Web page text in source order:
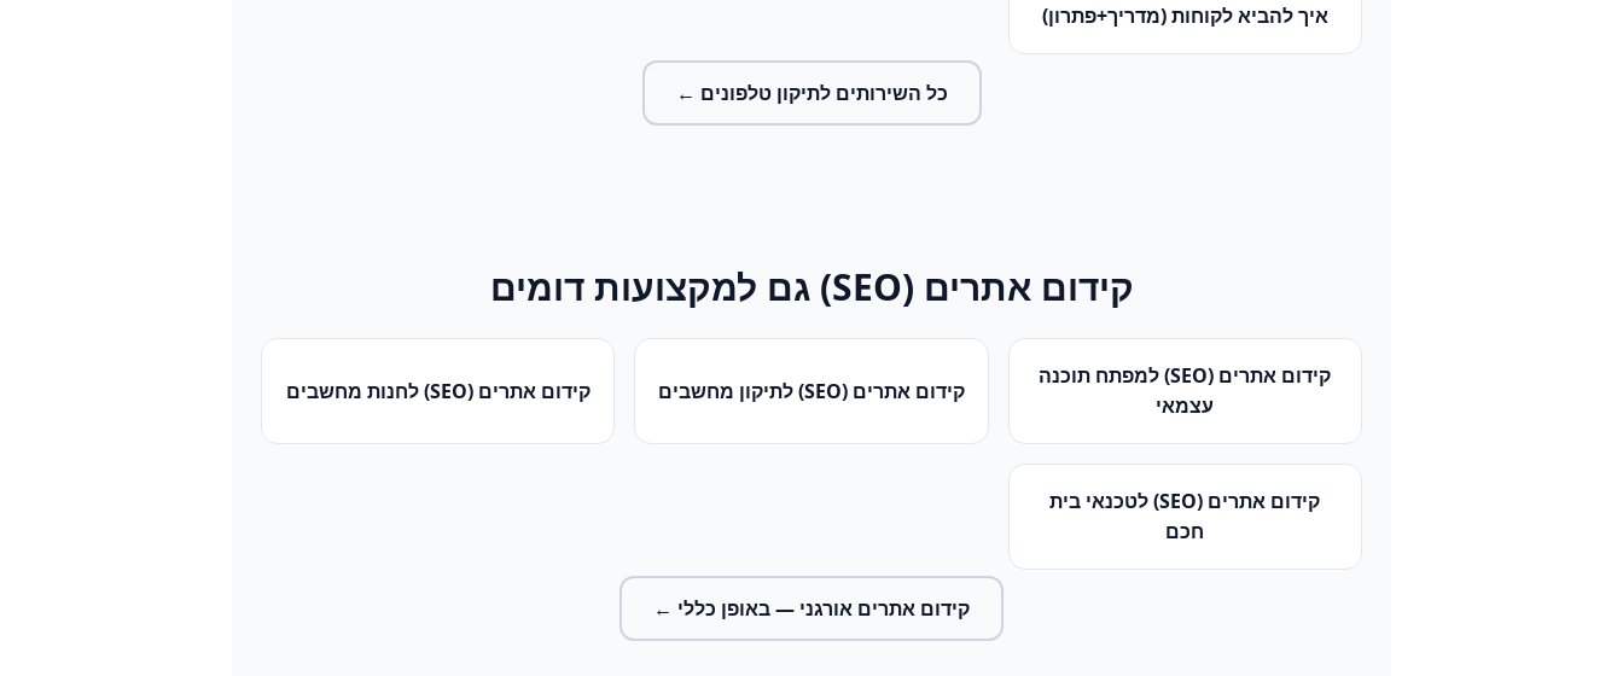
איך להביא לקוחות (מדריך+פתרון)
כל השירותים לתיקון טלפונים ←
קידום אתרים (SEO) גם למקצועות דומים
קידום אתרים (SEO) למפתח תוכנה
עצמאי
קידום אתרים (SEO) לתיקון מחשבים קידום אתרים (SEO) לחנות מחשבים
קידום אתרים (SEO) לטכנאי בית
חכם
קידום אתרים אורגני — באופן כללי ←